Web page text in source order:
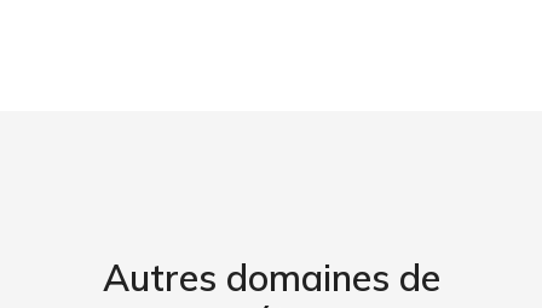
Autres domaines de